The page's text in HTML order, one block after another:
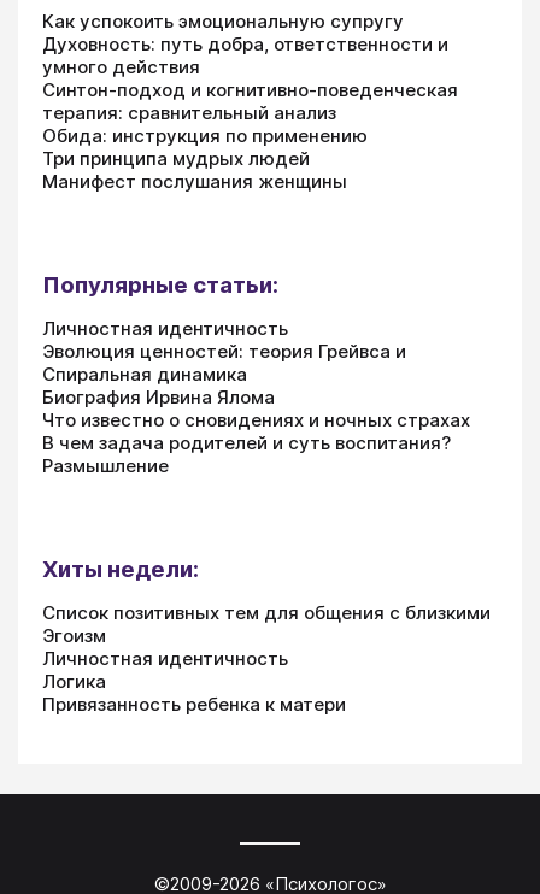
Как успокоить эмоциональную супругу
Духовность: путь добра, ответственности и
умного действия
Синтон-подход и когнитивно-поведенческая
терапия: сравнительный анализ
Обида: инструкция по применению
Три принципа мудрых людей
Манифест послушания женщины
Популярные статьи:
Личностная идентичность
Эволюция ценностей: теория Грейвса и
Спиральная динамика
Биография Ирвина Ялома
Что известно о сновидениях и ночных страхах
В чем задача родителей и суть воспитания?
Размышление
Хиты недели:
Список позитивных тем для общения с близкими
Эгоизм
Личностная идентичность
Логика
Привязанность ребенка к матери
©2009-2026 «Психологос»